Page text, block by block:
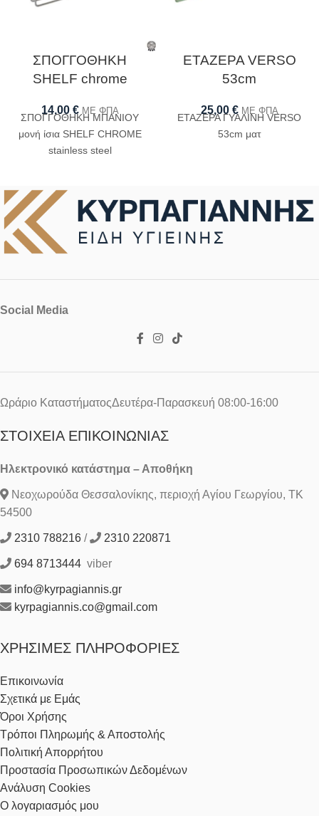
ΣΠΟΓΓΟΘΗΚΗ
SHELF chrome
14,00 € ΜΕ ΦΠΑ
ΣΠΟΓΓΟΘΗΚΗ ΜΠΑΝΙΟΥ
μονή ίσια SHELF CHROME
stainless steel
ΕΤΑΖΕΡΑ VERSO
53cm
25,00 € ΜΕ ΦΠΑ
ΕΤΑΖΕΡΑ ΓΥΑΛΙΝΗ VERSO
53cm ματ
Social Media
Ωράριο ΚαταστήματοςΔευτέρα-Παρασκευή 08:00-16:00
ΣΤΟΙΧΕΊΑ ΕΠΙΚΟΙΝΩΝΊΑΣ
Ηλεκτρονικό κατάστημα – Αποθήκη
Νεοχωρούδα Θεσσαλονίκης, περιοχή Αγίου Γεωργίου, ΤΚ
54500
2310 788216 / 2310 220871
694 8713444 viber
info@kyrpagiannis.gr
kyrpagiannis.co@gmail.com
ΧΡΉΣΙΜΕΣ ΠΛΗΡΟΦΟΡΊΕΣ
Επικοινωνία
Σχετικά με Εμάς
Όροι Χρήσης
Τρόποι Πληρωμής & Αποστολής
Πολιτική Απορρήτου
Προστασία Προσωπικών Δεδομένων
Ανάλυση Cookies
Ο λογαριασμός μου